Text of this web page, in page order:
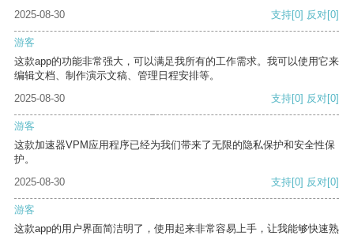
2025-08-30
支持[0] 反对[0]
游客
这款app的功能非常强大，可以满足我所有的工作需求。我可以使用它来
编辑文档、制作演示文稿、管理日程安排等。
2025-08-30
支持[0] 反对[0]
游客
这款加速器VPM应用程序已经为我们带来了无限的隐私保护和安全性保
护。
2025-08-30
支持[0] 反对[0]
游客
这款app的用户界面简洁明了，使用起来非常容易上手，让我能够快速熟